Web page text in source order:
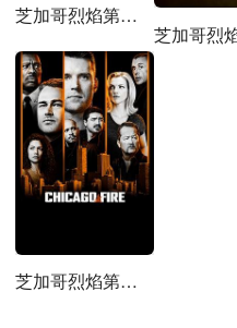
芝加哥烈焰第五季
芝加哥烈焰第七季